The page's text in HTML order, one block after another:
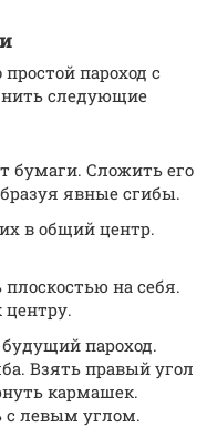
пароход с
следующие
бумаги. Сложить его
явные сгибы.
в общий центр.
плоскостью на себя.
центру.
пароход.
Взять правый угол
кармашек.
с левым углом.